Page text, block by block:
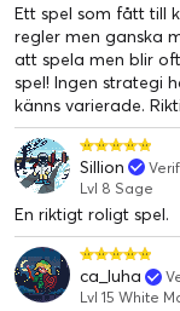
Ett spel som fått till
regler men ganska
att spela men blir
spel! Ingen strategi
känns varierade.
Sillion
Lvl 8 Sage
En riktigt roligt spel.
ca_luha
Lvl 15 White